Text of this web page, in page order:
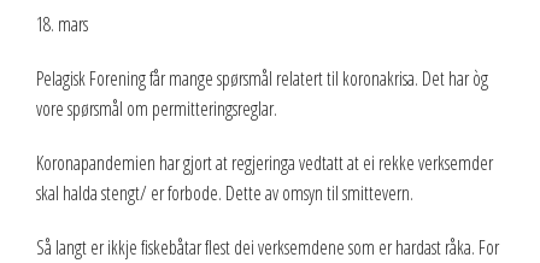
18. mars
Pelagisk Forening får mange spørsmål relatert til koronakrisa. Det har òg
vore spørsmål om permitteringsreglar.
Koronapandemien har gjort at regjeringa vedtatt at ei rekke verksemder
skal halda stengt/ er forbode. Dette av omsyn til smittevern.
Så langt er ikkje fiskebåtar flest dei verksemdene som er hardast råka. For